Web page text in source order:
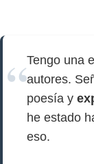
Tengo una
autores.
poesía y
he estado
eso.